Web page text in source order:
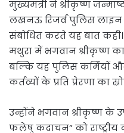
मुख्यमंत्री ने श्रीकृष्ण
लखनऊ रिजर्व पुलिस लाइन
संबोधित करते यह बात कही।
मथुरा में भगवान श्रीकृष्ण
बल्कि यह पुलिस कर्मियों
कर्तव्यों के प्रति प्रेरणा का
उन्होंने भगवान श्रीकृष्ण के
फलेषु कदाचन” को राष्ट्रीय